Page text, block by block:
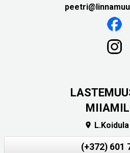

(+372) 601